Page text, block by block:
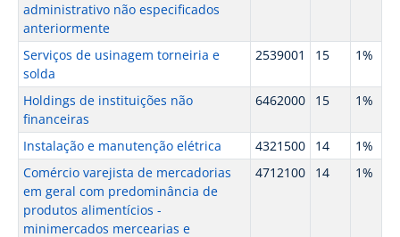
administrativo não especificados
anteriormente
Serviços de usinagem torneiria e
solda
2539001 15 1%
Holdings de instituições não
financeiras
6462000 15 1%
Instalação e manutenção elétrica 4321500 14
1%
Comércio varejista de mercadorias
em geral com predominância de
produtos alimentícios -
minimercados mercearias e
4712100 14 1%